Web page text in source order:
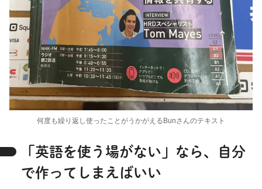
何度も繰り返し使ったことがうかがえるBunさんのテキスト
「英語を使う場がない」なら、自分
で作ってしまえばいい